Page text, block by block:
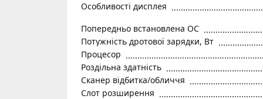
Особливості дисплея
Попередньо встановлена ОС
Потужність дротової зарядки, Вт
Процесор
Роздільна здатність
Сканер відбитка/обличчя
Слот розширення